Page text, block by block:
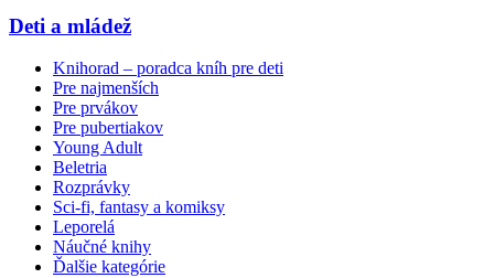
Deti a mládež
Knihorad – poradca kníh pre deti
Pre najmenších
Pre prvákov
Pre pubertiakov
Young Adult
Beletria
Rozprávky
Sci-fi, fantasy a komiksy
Leporelá
Náučné knihy
Ďalšie kategórie